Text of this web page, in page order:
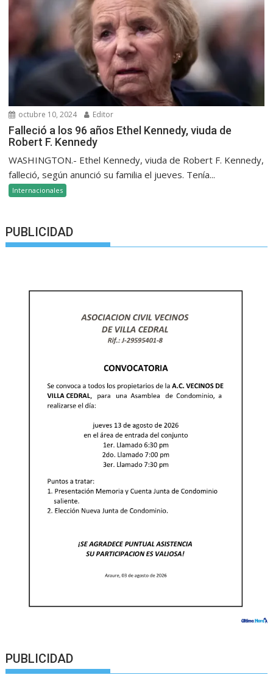
octubre 10, 2024 Editor
Falleció a los 96 años Ethel Kennedy, viuda de
Robert F. Kennedy
WASHINGTON.- Ethel Kennedy, viuda de Robert F. Kennedy,
falleció, según anunció su familia el jueves. Tenía...
Internacionales
PUBLICIDAD
PUBLICIDAD